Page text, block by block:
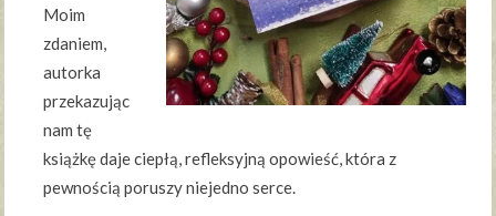
Moim
zdaniem,
autorka
przekazując
nam tę
książkę daje ciepłą, refleksyjną opowieść, która z
pewnością poruszy niejedno serce.